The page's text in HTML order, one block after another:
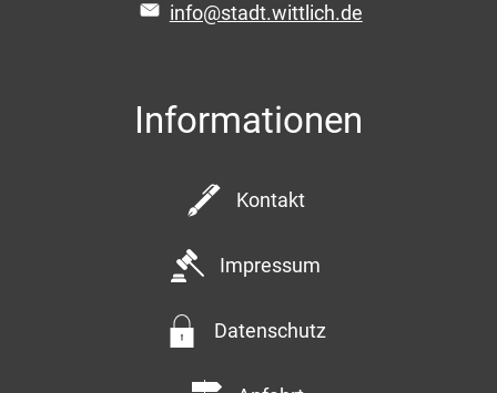
info@stadt.wittlich.de
Informationen
Kontakt
Impressum
Datenschutz